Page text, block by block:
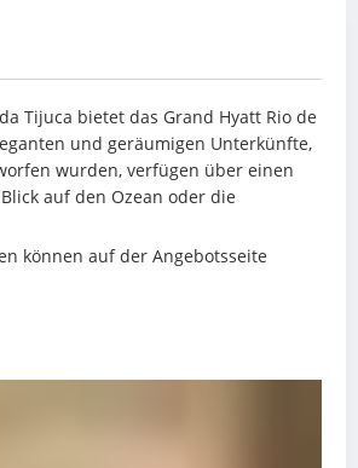
Tijuca bietet das Grand Hyatt Rio de
und geräumigen Unterkünfte,
wurden, verfügen über einen
auf den Ozean oder die
können auf der Angebotsseite